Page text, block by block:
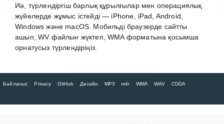
Иә, түрлендіргіш барлық құрылғылар мен операциялық
жүйелерде жұмыс істейді — iPhone, iPad, Android,
Windows және macOS. Мобильді браузерде сайтты
ашып, WV файлын жүктеп, WMA форматына қосымша
орнатусыз түрлендіріңіз.
Байланыс Privacy GitHub Дизайн MP3 m4r WMA WAV CDDA